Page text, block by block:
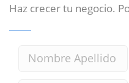
Haz crecer tu negocio.